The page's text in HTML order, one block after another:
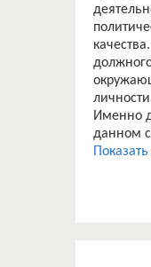
Именно
данном
Показать